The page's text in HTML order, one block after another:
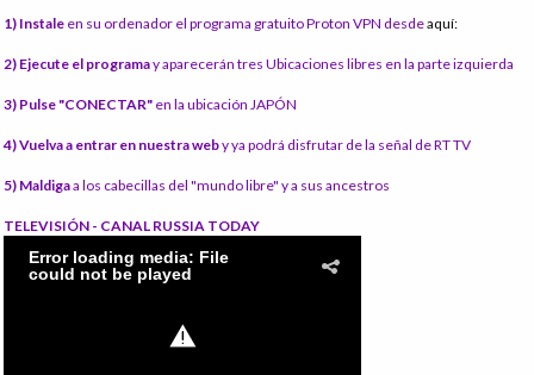
1) Instale en su ordenador el programa gratuito Proton VPN desdeaquí:
2) Ejecute el programay aparecerán tres Ubicaciones libres en la parte izquierda
3) Pulse "CONECTAR" en la ubicación JAPÓN
4) Vuelva a entrar en nuestra weby ya podrá disfrutar de la señal de RT TV
5) Maldigaa los cabecillas del "mundo libre" y a sus ancestros
TELEVISIÓN - CANAL RUSSIA TODAY